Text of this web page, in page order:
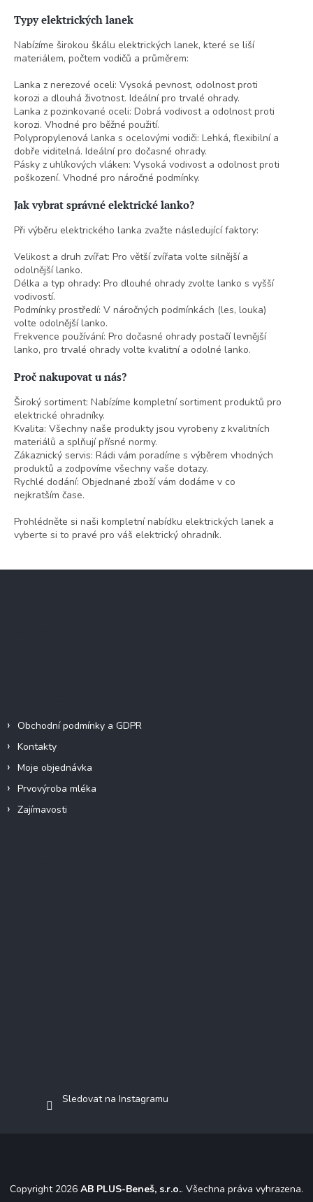
Typy elektrických lanek
Nabízíme širokou škálu elektrických lanek, které se liší
materiálem, počtem vodičů a průměrem:
Lanka z nerezové oceli: Vysoká pevnost, odolnost proti
korozi a dlouhá životnost. Ideální pro trvalé ohrady.
Lanka z pozinkované oceli: Dobrá vodivost a odolnost proti
korozi. Vhodné pro běžné použití.
Polypropylenová lanka s ocelovými vodiči: Lehká, flexibilní a
dobře viditelná. Ideální pro dočasné ohrady.
Pásky z uhlíkových vláken: Vysoká vodivost a odolnost proti
poškození. Vhodné pro náročné podmínky.
Jak vybrat správné elektrické lanko?
Při výběru elektrického lanka zvažte následující faktory:
Velikost a druh zvířat: Pro větší zvířata volte silnější a
odolnější lanko.
Délka a typ ohrady: Pro dlouhé ohrady zvolte lanko s vyšší
vodivostí.
Podmínky prostředí: V náročných podmínkách (les, louka)
volte odolnější lanko.
Frekvence používání: Pro dočasné ohrady postačí levnější
lanko, pro trvalé ohrady volte kvalitní a odolné lanko.
Proč nakupovat u nás?
Široký sortiment: Nabízíme kompletní sortiment produktů pro
elektrické ohradníky.
Kvalita: Všechny naše produkty jsou vyrobeny z kvalitních
materiálů a splňují přísné normy.
Zákaznický servis: Rádi vám poradíme s výběrem vhodných
produktů a zodpovíme všechny vaše dotazy.
Rychlé dodání: Objednané zboží vám dodáme v co
nejkratším čase.
Prohlédněte si naši kompletní nabídku elektrických lanek a
vyberte si to pravé pro váš elektrický ohradník.
Z
Obchodní podmínky a GDPR
Kontakty
Moje objednávka
Prvovýroba mléka
Zajímavosti
Sledovat na Instagramu
Copyright 2026 AB PLUS-Beneš, s.r.o.. Všechna práva vyhrazena.